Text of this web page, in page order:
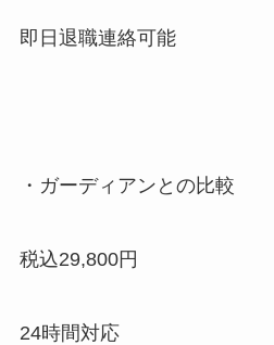
即日退職連絡可能
・ガーディアンとの比較
税込29,800円
24時間対応